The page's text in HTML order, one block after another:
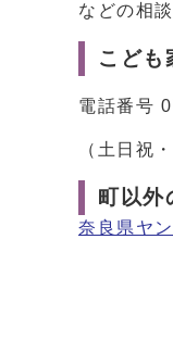
などの相
こども
電話番号
（土日祝
町以外
奈良県ヤ